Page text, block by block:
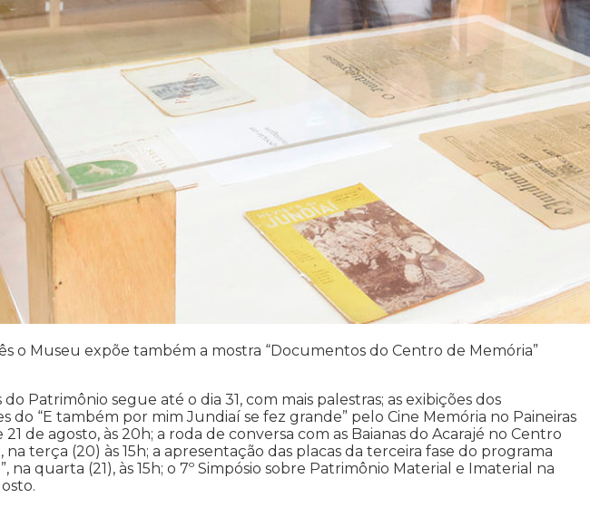
o Museu expõe também a mostra “Documentos do Centro de Memória”
Patrimônio segue até o dia 31, com mais palestras; as exibições dos
do “E também por mim Jundiaí se fez grande” pelo Cine Memória no Paineiras
21 de agosto, às 20h; a roda de conversa com as Baianas do Acarajé no Centro
terça (20) às 15h; a apresentação das placas da terceira fase do programa
na quarta (21), às 15h; o 7º Simpósio sobre Patrimônio Material e Imaterial na